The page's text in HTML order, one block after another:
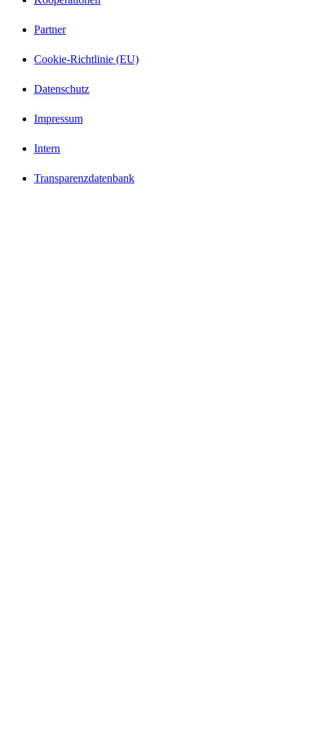
Partner
Cookie-Richtlinie (EU)
Datenschutz
Impressum
Intern
Transparenzdatenbank